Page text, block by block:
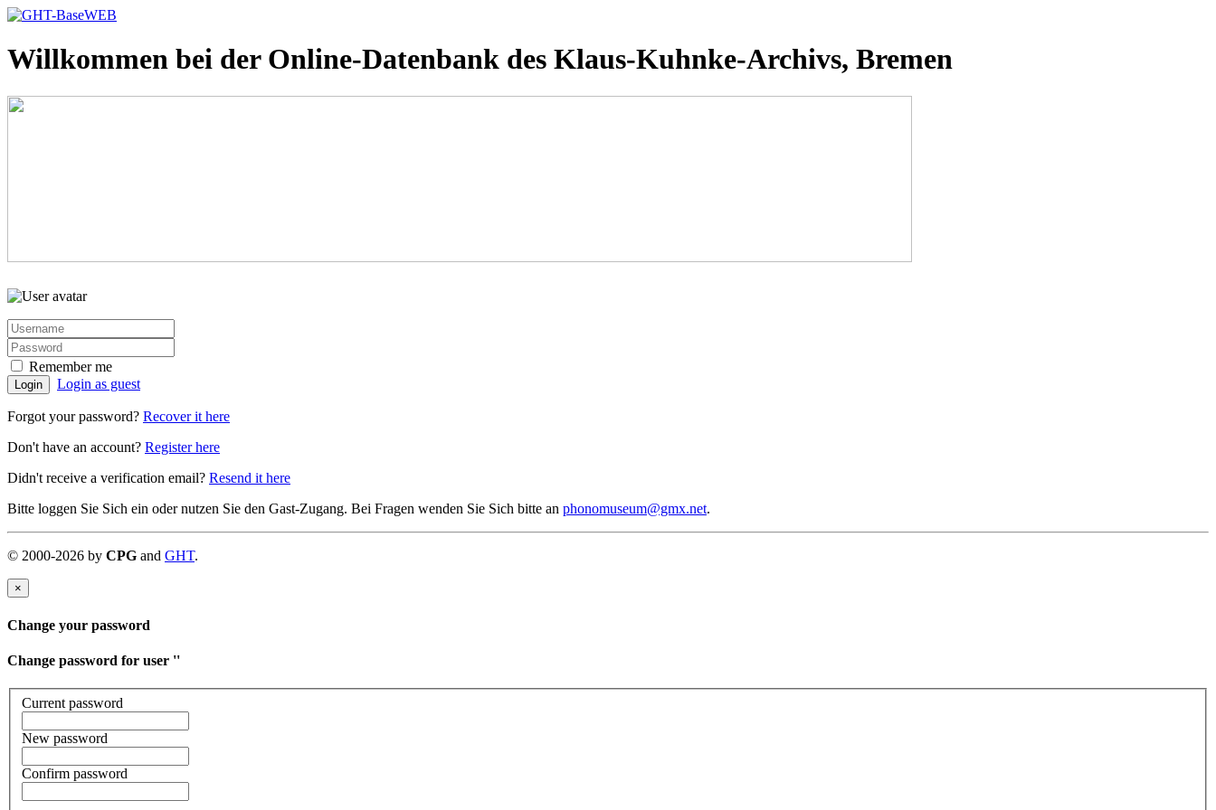
Willkommen bei der Online-Datenbank des Klaus-Kuhnke-Archivs, Bremen
Remember me
Login Login as guest
Forgot your password? Recover it here
Don't have an account? Register here
Didn't receive a verification email? Resend it here
Bitte loggen Sie Sich ein oder nutzen Sie den Gast-Zugang. Bei Fragen wenden Sie Sich bitte an phonomuseum@gmx.net.
© 2000-2026 by CPG and GHT.
×
Change your password
Change password for user ''
Current password
New password
Confirm password